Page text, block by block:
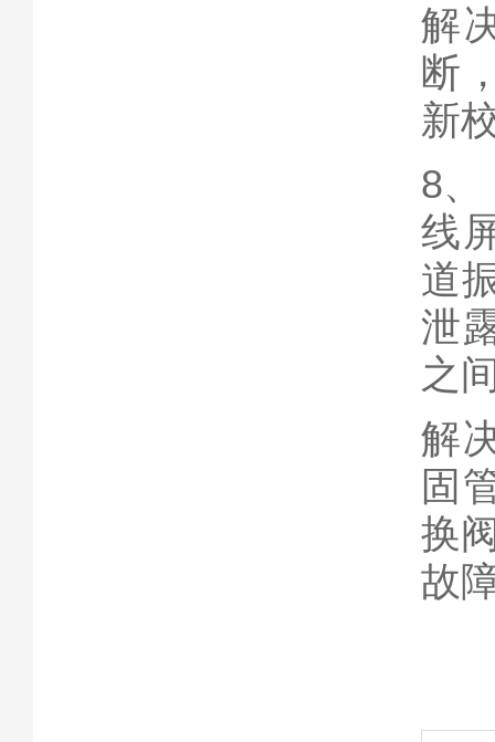
解
断
新
8、
线
道
泄
之
解
固
换
故